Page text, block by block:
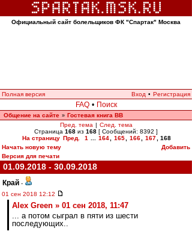
Официальный сайт болельщиков ФК "Спартак" Москва
Полная версия Вход • Регистрация
FAQ • Поиск
Общение на сайте » Гостевая книга ВВ
Пред. тема | След. тема
Страница 168 из 168 [ Сообщений: 8392 ]
На страницу Пред. 1 164 165 166 167
168
Начать новую тему
Добавить
Версия для печати
01.09.2018 - 30.09.2018
Край -
01 сен 2018 12:12
Alex Green » 01 сен 2018, 11:47
... а потом сыграл в пяти из шести
последующих..